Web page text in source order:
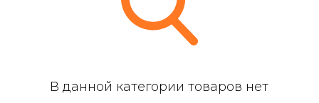
В данной категории товаров нет